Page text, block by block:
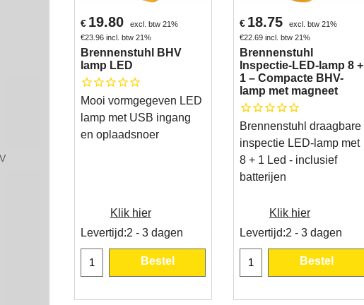
€ 19.80
excl. btw 21%
€23.96 incl. btw 21%
Brennenstuhl BHV
lamp LED
Mooi vormgegeven LED
lamp met USB ingang
en oplaadsnoer
Klik hier
Levertijd:2 - 3 dagen
Bestel
€ 18.75
excl. btw 21%
€22.69 incl. btw 21%
Brennenstuhl
Inspectie-LED-lamp 8 +
1 – Compacte BHV-
lamp met magneet
Brennenstuhl draagbare
inspectie LED-lamp met
8 + 1 Led - inclusief
batterijen
Klik hier
Levertijd:2 - 3 dagen
Bestel